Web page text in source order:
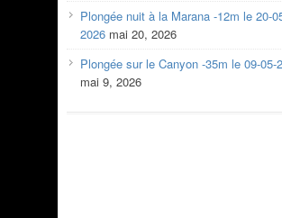
Plongée nuit à la Marana -12m le 20-
2026 mai 20, 2026
Plongée sur le Canyon -35m le 09-05-
mai 9, 2026